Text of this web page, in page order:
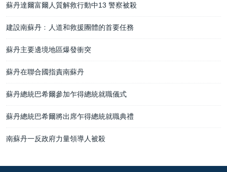
蘇丹達爾富爾人質解救行動中13 警察被殺
建設南蘇丹﹕人道和救援團體的首要任務
蘇丹主要邊境地區爆發衝突
蘇丹在聯合國指責南蘇丹
蘇丹總統巴希爾參加乍得總統就職儀式
蘇丹總統巴希爾將出席乍得總統就職典禮
南蘇丹一反政府力量領導人被殺